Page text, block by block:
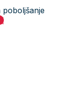
poboljšanje